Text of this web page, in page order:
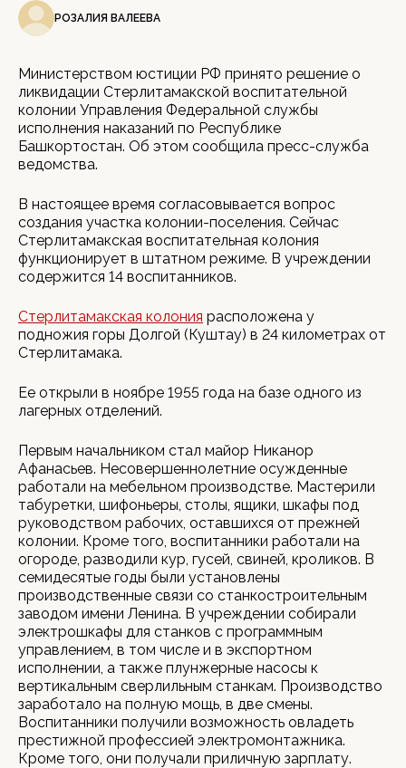
РОЗАЛИЯ ВАЛЕЕВА
Министерством юстиции РФ принято решение о
ликвидации Стерлитамакской воспитательной
колонии Управления Федеральной службы
исполнения наказаний по Республике
Башкортостан. Об этом сообщила пресс-служба
ведомства.
В настоящее время согласовывается вопрос
создания участка колонии-поселения. Сейчас
Стерлитамакская воспитательная колония
функционирует в штатном режиме. В учреждении
содержится 14 воспитанников.
Стерлитамакская колония расположена у
подножия горы Долгой (Куштау) в 24 километрах от
Стерлитамака.
Ее открыли в ноябре 1955 года на базе одного из
лагерных отделений.
Первым начальником стал майор Никанор
Афанасьев. Несовершеннолетние осужденные
работали на мебельном производстве. Мастерили
табуретки, шифоньеры, столы, ящики, шкафы под
руководством рабочих, оставшихся от прежней
колонии. Кроме того, воспитанники работали на
огороде, разводили кур, гусей, свиней, кроликов. В
семидесятые годы были установлены
производственные связи со станкостроительным
заводом имени Ленина. В учреждении собирали
электрошкафы для станков с программным
управлением, в том числе и в экспортном
исполнении, а также плунжерные насосы к
вертикальным сверлильным станкам. Производство
заработало на полную мощь, в две смены.
Воспитанники получили возможность овладеть
престижной профессией электромонтажника.
Кроме того, они получали приличную зарплату.